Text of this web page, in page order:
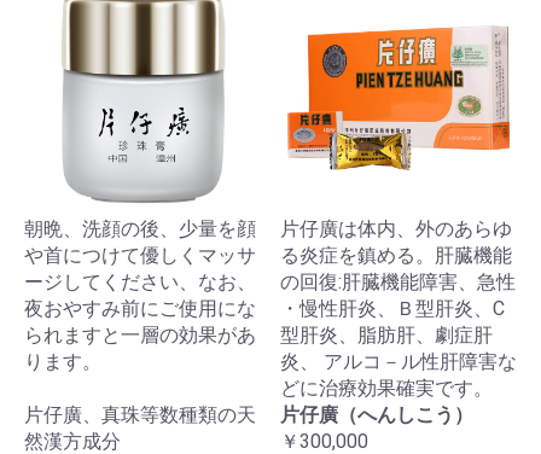
朝晩、洗顔の後、少量を顔
や首につけて優しくマッサ
ージしてください、なお、
夜おやすみ前にご使用にな
られますと一層の効果があ
ります。
片仔廣、真珠等数種類の天
然漢方成分
片仔廣は体内、外のあらゆ
る炎症を鎮める。肝臓機能
の回復:肝臓機能障害、急性
・慢性肝炎、Ｂ型肝炎、C
型肝炎、脂肪肝、劇症肝
炎、 アルコ－ル性肝障害な
どに治療効果確実です。
片仔廣（へんしこう）
￥300,000